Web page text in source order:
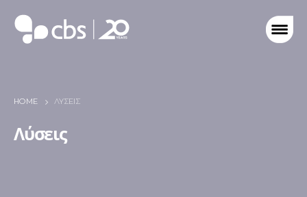
HOME ΛΎΣΕΙΣ
Λύσεις